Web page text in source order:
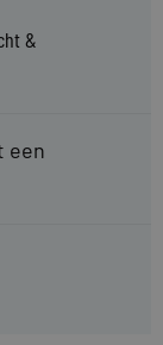
&
een